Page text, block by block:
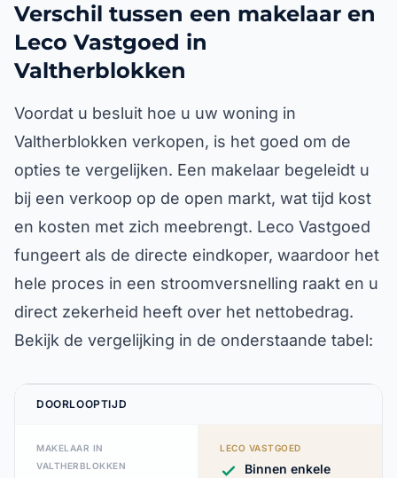
Verschil tussen een makelaar en
Leco Vastgoed in
Valtherblokken
Voordat u besluit hoe u uw woning in
Valtherblokken verkopen, is het goed om de
opties te vergelijken. Een makelaar begeleidt u
bij een verkoop op de open markt, wat tijd kost
en kosten met zich meebrengt. Leco Vastgoed
fungeert als de directe eindkoper, waardoor het
hele proces in een stroomversnelling raakt en u
direct zekerheid heeft over het nettobedrag.
Bekijk de vergelijking in de onderstaande tabel:
DOORLOOPTIJD
MAKELAAR IN
VALTHERBLOKKEN
LECO VASTGOED
Binnen enkele